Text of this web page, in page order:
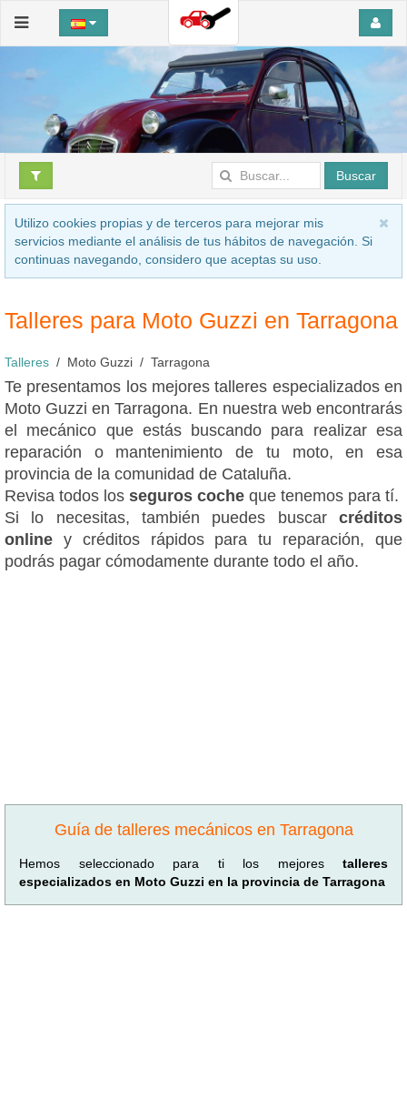
Buscar
Utilizo cookies propias y de terceros para mejorar mis
servicios mediante el análisis de tus hábitos de navegación. Si
continuas navegando, considero que aceptas su uso.
Talleres para Moto Guzzi en Tarragona
Talleres Moto Guzzi Tarragona
Te presentamos los mejores talleres especializados en
Moto Guzzi en Tarragona. En nuestra web encontrarás
el mecánico que estás buscando para realizar esa
reparación o mantenimiento de tu moto, en esa
provincia de la comunidad de Cataluña.
Revisa todos los seguros coche que tenemos para tí.
Si lo necesitas, también puedes buscar créditos
online y créditos rápidos para tu reparación, que
podrás pagar cómodamente durante todo el año.
Guía de talleres mecánicos en Tarragona
Hemos seleccionado para ti los mejores talleres
especializados en Moto Guzzi en la provincia de Tarragona